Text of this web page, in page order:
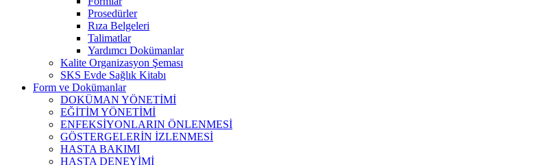
Prosedürler
Rıza Belgeleri
Talimatlar
Yardımcı Dokümanlar
Kalite Organizasyon Şeması
SKS Evde Sağlık Kitabı
Form ve Dokümanlar
DOKÜMAN YÖNETİMİ
EĞİTİM YÖNETİMİ
ENFEKSİYONLARIN ÖNLENMESİ
GÖSTERGELERİN İZLENMESİ
HASTA BAKIMI
HASTA DENEYİMİ